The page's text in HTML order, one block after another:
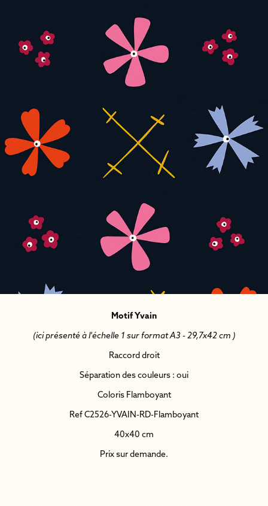
Motif Yvain
(ici présenté à l'échelle 1 sur format A3 - 29,7x42 cm )
Raccord droit
Séparation des couleurs : oui
Coloris Flamboyant
Ref C2526-YVAIN-RD-Flamboyant
40x40 cm
Prix sur demande.